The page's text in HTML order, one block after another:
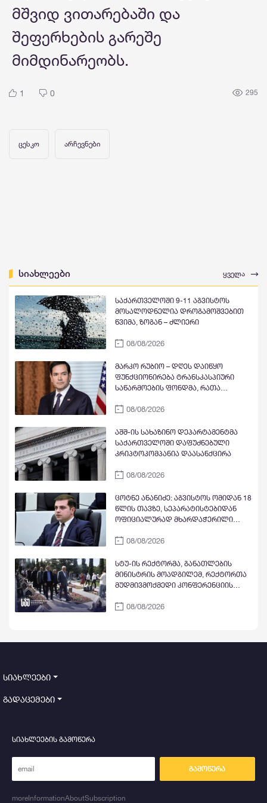
მშვიდ ვითარებაში და
შეფერხების გარეშე
მიმდინარეობს.
1 0 295
ცესკო არჩევნები
სიახლეები ყველა
საქართველოში 9-11 აგვისტოს
მოსალოდნელია დროგამოშვებით
წვიმა, ზოგან – ძლიერი
08/08/2026
მარკო რუბიო – დღეს დაიწყო
ფუნქციონირება ტრანსკასპიური
საწარმოების ფონდმა, რათა
ინვესტიციები სამხრეთ კავკასიასა
დერეფნის გასწვრივ
08/08/2026
აშშ-ის სახაზინო დეპარტამენტმა
საქართველოში დაფუძნებული
კრიპტოკომპანია დაასანქცირა
08/08/2026
ცოტნე ანანიძე: აგვისტოს ომიდან 18
წლის თავზე, სეპარატისტებიდან
ოფიციალურად მხარდაჭერილი
08/08/2026
სტუ-ის რექტორმა, განათლების
მინისტრის მოადგილემ, რექტორთა
მუდმივმოქმედი კონფერენციის
რექტორებმა და სტუდენტებმა
08/08/2026
სიახლეები
გადაცემები
სიახლეების გამოწერა
გამოწერა
moreInformationAboutSubscription